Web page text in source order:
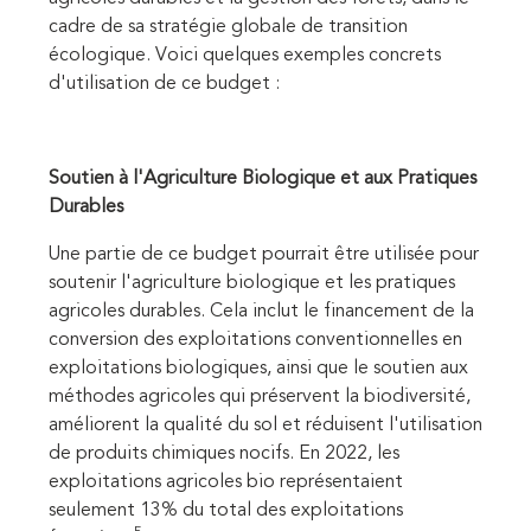
cadre de sa stratégie globale de transition
écologique. Voici quelques exemples concrets
d'utilisation de ce budget :
Soutien à l'Agriculture Biologique et aux Pratiques
Durables
Une partie de ce budget pourrait être utilisée pour
soutenir l'agriculture biologique et les pratiques
agricoles durables. Cela inclut le financement de la
conversion des exploitations conventionnelles en
exploitations biologiques, ainsi que le soutien aux
méthodes agricoles qui préservent la biodiversité,
améliorent la qualité du sol et réduisent l'utilisation
de produits chimiques nocifs. En 2022, les
exploitations agricoles bio représentaient
seulement 13% du total des exploitations